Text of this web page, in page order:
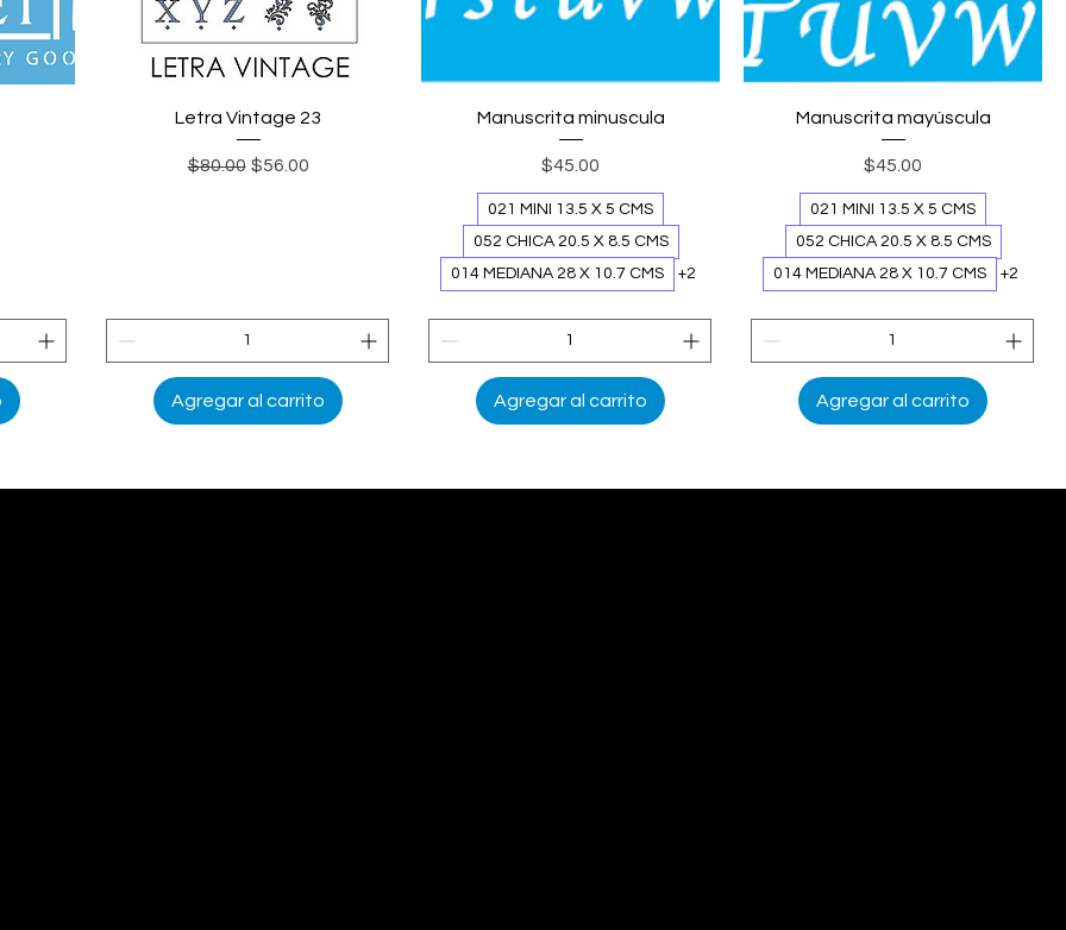
Vista rápida
Letra Vintage 23
Precio
$80.00 Precio de oferta
$56.00
Agregar al carrito
Vista rápida
Manuscrita minuscula
Precio
$45.00
021 MINI 13.5 X 5 CMS
052 CHICA 20.5 X 8.5 CMS
014 MEDIANA 28 X 10.7 CMS
+2
Agregar al carrito
Vista rápida
Manuscrita mayúscula
Precio
$45.00
021 MINI 13.5 X 5 CMS
052 CHICA 20.5 X 8.5 CMS
014 MEDIANA 28 X 10.7 CMS
+2
Agregar al carrito